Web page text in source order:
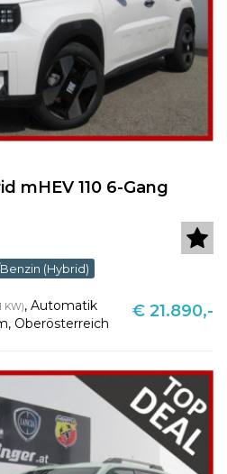
mHEV 110 6-Gang
(Hybrid)
KW), Automatik
, Oberösterreich
€ 21.890,-